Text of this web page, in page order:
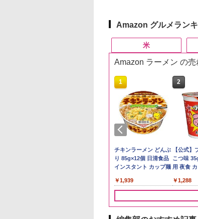
Amazon グルメラン
米
1
by Amazon 国産ブレ
ンド米 精米 5kg
￥2,650
2
【在庫処
たろう印
務用 お米
￥2,680
1
ブラックニッカ ニッカ
Nikka ウィスキー
4000ml ブラックニッ
【日本 アサヒ ウィスキ
ー】 大容量 お得 4リッ
トル
￥4,358
2
角瓶
ー ウイス
ル 大容量
￥6,055
Amazon ラーメン の
1
チキンラーメン どんぶ
り 85g×12個 日清食品
インスタント カップ麺
￥1,939
2
【公式】
こつ味
用 夜食
スタント
も ローリ
大人買い
￥1,288